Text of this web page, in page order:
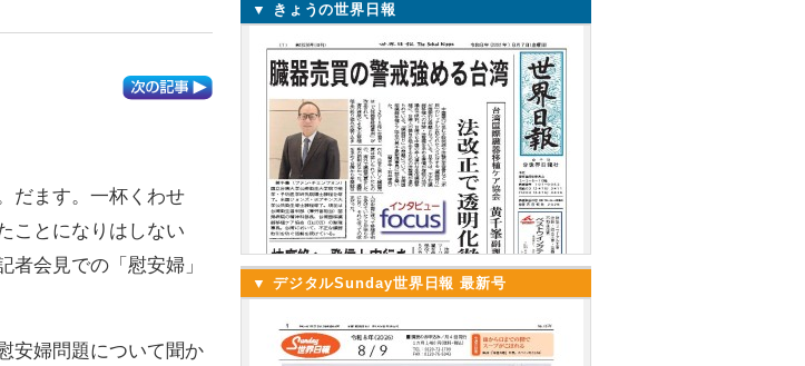
だます。一杯くわせ
ことになりはしない
会見での「慰安婦」
安婦問題について聞か
▼ きょうの世界日報
▼ デジタルSunday世界日報 最新号